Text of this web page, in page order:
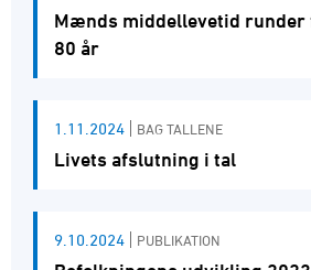
Mænds middellevetid runder
80 år
1.11.2024 BAG TALLENE
Livets afslutning i tal
9.10.2024 PUBLIKATION